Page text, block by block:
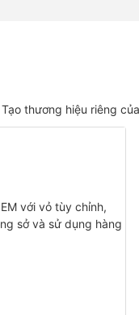
Tạo thương hiệu riêng